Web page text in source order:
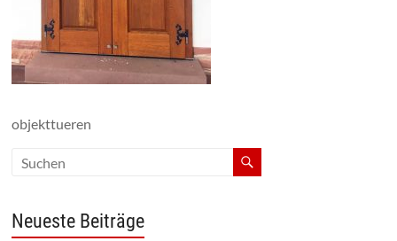
objekttueren
Neueste Beiträge